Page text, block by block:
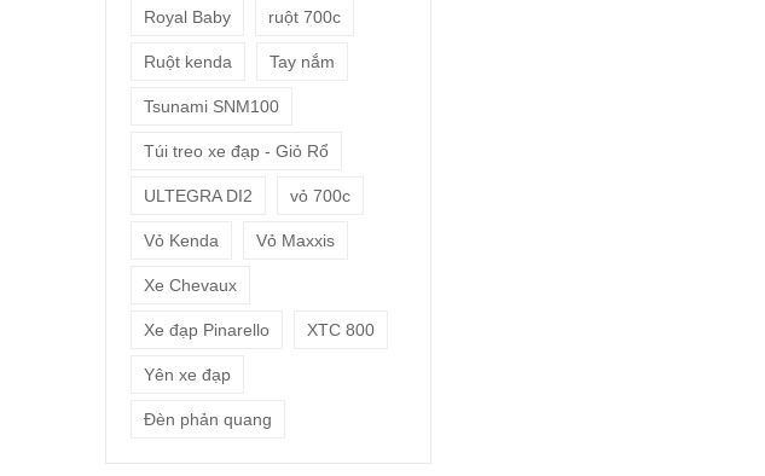
Royal Baby ruột 700c
Ruột kenda Tay nắm
Tsunami SNM100
Túi treo xe đạp - Giỏ Rổ
ULTEGRA DI2 vỏ 700c
Vỏ Kenda Vỏ Maxxis
Xe Chevaux
Xe đạp Pinarello XTC 800
Yên xe đạp
Đèn phản quang